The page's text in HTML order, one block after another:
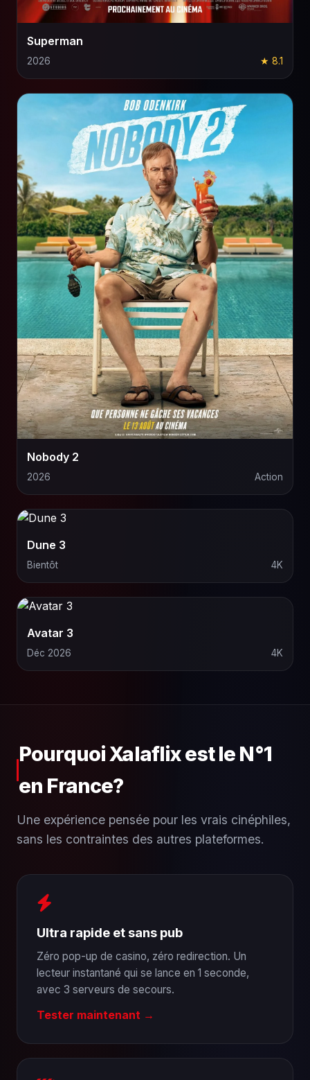
Superman
2026 ★ 8.1
Nobody 2
2026 Action
Dune 3
Bientôt 4K
Avatar 3
Déc 2026 4K
Pourquoi Xalaflix est le N°1
en France?
Une expérience pensée pour les vrais cinéphiles,
sans les contraintes des autres plateformes.
Ultra rapide et sans pub
Zéro pop-up de casino, zéro redirection. Un
lecteur instantané qui se lance en 1 seconde,
avec 3 serveurs de secours.
Tester maintenant →